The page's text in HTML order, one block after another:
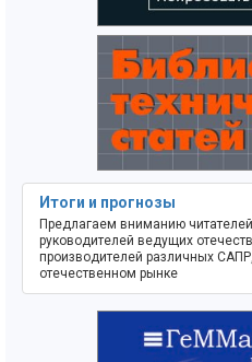
Итоги и прогнозы
Предлагаем вниманию
руководителей ведущих
производителей различных
отечественном рынке